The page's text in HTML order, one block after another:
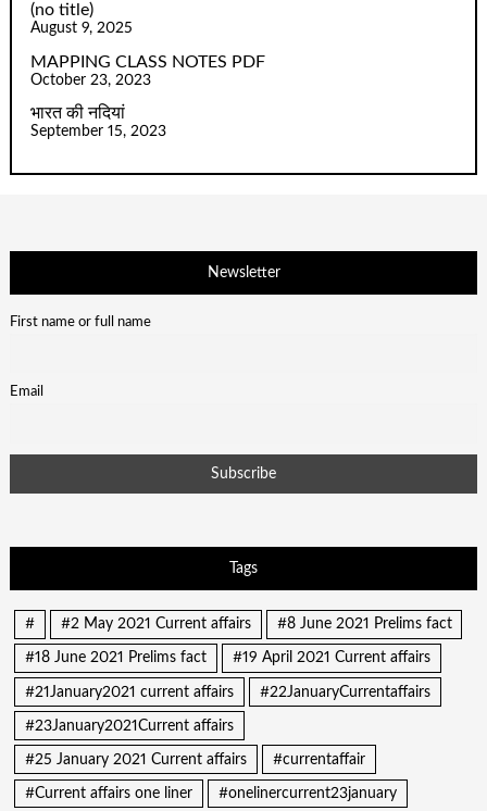
(no title)
August 9, 2025
MAPPING CLASS NOTES PDF
October 23, 2023
भारत की नदियां
September 15, 2023
Newsletter
First name or full name
Email
Tags
# #2 May 2021 Current affairs #8 June 2021 Prelims fact
#18 June 2021 Prelims fact #19 April 2021 Current affairs
#21January2021 current affairs #22JanuaryCurrentaffairs
#23January2021Current affairs
#25 January 2021 Current affairs #currentaffair
#Current affairs one liner #onelinercurrent23january